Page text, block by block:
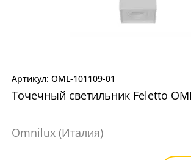
OML-101109-01
Точечный светильник Feletto
Omnilux (Италия)